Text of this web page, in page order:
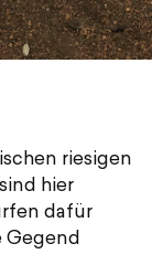
riesigen
hier
dafür
Gegend